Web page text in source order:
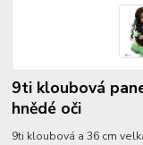
9ti kloubová
hnědé oči
9ti kloubová a 36 cm